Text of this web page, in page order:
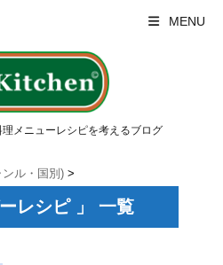
MENU
メニューレシピを考えるブログ
ル・国別) >
レシピ 」 一覧